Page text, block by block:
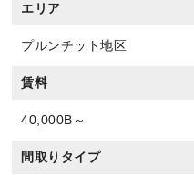
エリア
プルンチット地区
賃料
40,000B～
間取りタイプ